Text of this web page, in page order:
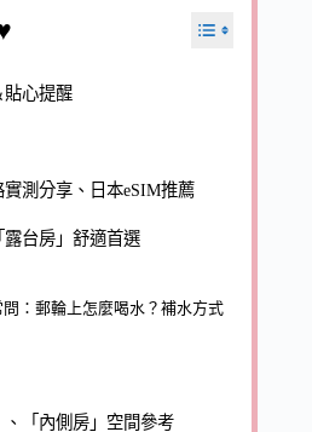
貼心提醒
測分享、日本eSIM推薦
台房」舒適首選
問：郵輪上怎麼喝水？補水方式
「內側房」空間參考